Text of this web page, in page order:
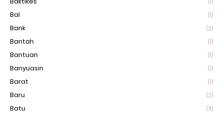
(1)
Bal (1)
Bank (2)
Bantah (1)
Bantuan (1)
Banyuasin (1)
Barat (1)
Baru (2)
Batu (11)